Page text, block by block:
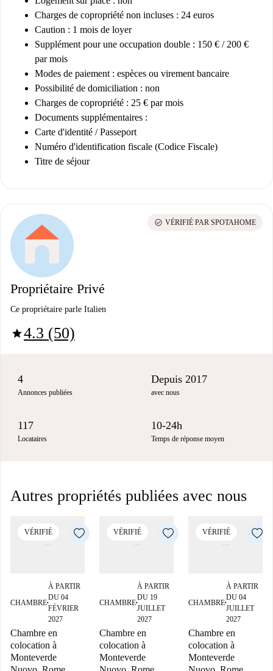
Charges de copropriété non incluses : 24 euros
Caution : 1 mois de loyer
Supplément pour une occupation double : 150 € / 200 €
par mois
Modes de paiement : espèces ou virement bancaire
Possibilité de domiciliation : non
Charges de copropriété : 25 € par mois
Documents supplémentaires :
Carte d'identité / Passeport
Numéro d'identification fiscale (Codice Fiscale)
Titre de séjour
Propriétaire Privé
Ce propriétaire parle Italien
star4.3 (50)
check_circle VÉRIFIÉ PAR SPOTAHOME
4
Annonces publiées
Depuis 2017
avec nous
117
Locataires
10-24h
Temps de réponse moyen
Autres propriétés publiées avec nous
VÉRIFIÉ
CHAMBRE■
À PARTIR
DU 04
FÉVRIER
2027
Chambre en
colocation à
Monteverde
VÉRIFIÉ
CHAMBRE■
À PARTIR
DU 19
JUILLET
2027
Chambre en
colocation à
Monteverde
VÉRIFIÉ
CHAMBRE■
À PARTIR
DU 04
JUILLET
2027
Chambre en
colocation à
Monteverde